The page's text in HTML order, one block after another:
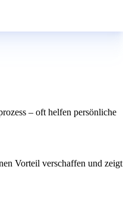
– oft helfen persönliche
Vorteil verschaffen und zeigt